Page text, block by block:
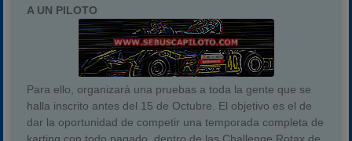
Noticias
Calendario
Temporada 2026
Carreras finalizadas
A UN PILOTO
Para ello, organizará una pruebas a toda la gente que se
halla inscrito antes del 15 de Octubre. El objetivo es el de
dar la oportunidad de competir una temporada completa de